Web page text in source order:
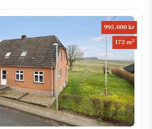
995.000 kr
172 m2